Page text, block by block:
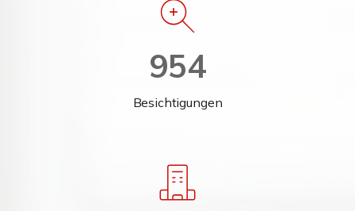
954
Besichtigungen